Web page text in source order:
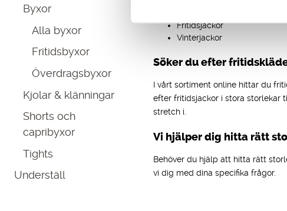
Byxor
Alla byxor
Fritidsbyxor
Överdragsbyxor
Kjolar & klänningar
Shorts och
capribyxor
Tights
Underställ
Fritidsjackor
Vinterjackor
Söker du efter
I vårt sortiment online hittar du
efter fritidsjackor i stora storlekar
stretch i.
Vi hjälper dig hitta rätt
Behöver du hjälp att hitta rätt
vi dig med dina specifika frågor.